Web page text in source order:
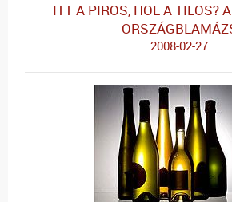
ITT A PIROS, HOL A TILOS?
2008-02-27